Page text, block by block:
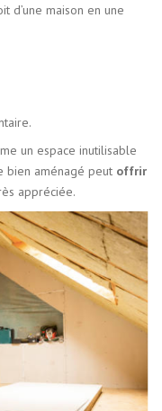
d’une maison en une
un espace inutilisable
bien aménagé peut offrir
appréciée.